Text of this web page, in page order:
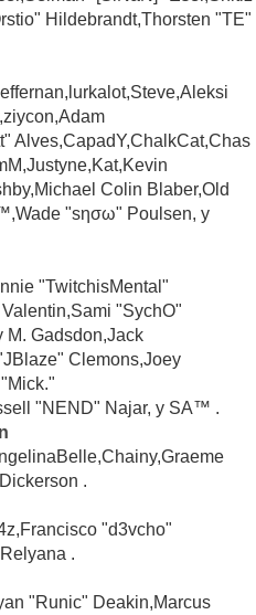
Hildebrandt,Thorsten "TE"
Alves,CapadY,ChalkCat,Chas
Colin Blaber,Old
"sησω" Poulsen, y
"TwitchisMental"
"SychO"
M. Gadsdon,Jack
Clemons,Joey
"NEND" Najar, y SA™ .
.
"d3vcho"
.
"Runic" Deakin,Marcus